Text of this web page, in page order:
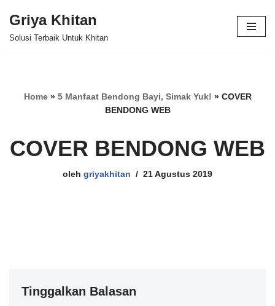
Lompat
Griya Khitan
Solusi Terbaik Untuk Khitan
Home» 5 Manfaat Bendong Bayi, Simak Yuk! » COVER
BENDONG WEB
COVER BENDONG WEB
oleh griyakhitan 21 Agustus 2019
Tinggalkan Balasan